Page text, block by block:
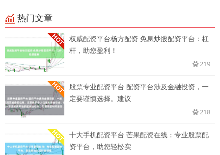
热门文章
权威配资平台杨方配资 免息炒股配资平台：杠
杆，助您盈利！
219
股票专业配资平台 配资平台涉及金融投资，一
定要谨慎选择。建议
218
十大手机配资平台 芒果配资在线：专业股票配
资平台，助您轻松实